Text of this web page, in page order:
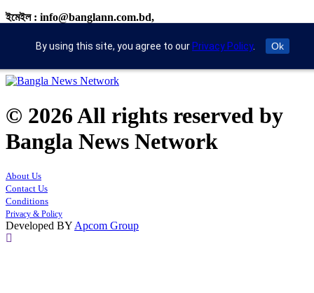
ইমেইল : info@banglann.com.bd,
মোবাইল : +৮৮ ০২ ২২২২৪৬৯১৮, ০২২২২২৪৬৪৪৯
© 2026 All rights reserved by
Bangla News Network
About Us
Contact Us
Conditions
Privacy & Policy
Developed BY Apcom Group
By using this site, you agree to our Privacy Policy. Ok